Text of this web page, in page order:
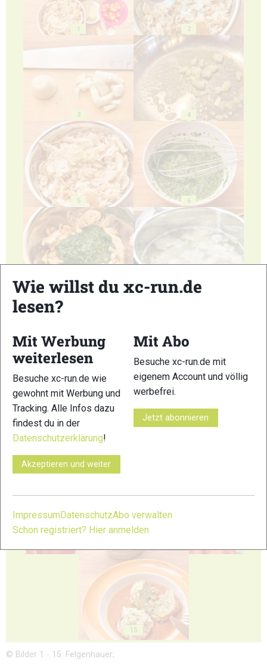
1 2
3 4
5 6
8
15
© Bilder 1 - 15: Felgenhauer;
Wie willst du xc-run.de
lesen?
Mit Werbung
weiterlesen
Besuche xc-run.de wie
gewohnt mit Werbung und
Tracking. Alle Infos dazu
findest du in der
Datenschutzerklärung!
Akzeptieren und weiter
Mit Abo
Besuche xc-run.de mit
eigenem Account und völlig
werbefrei.
Jetzt abonnieren
ImpressumDatenschutzAbo verwalten
Schon registriert? Hier anmelden